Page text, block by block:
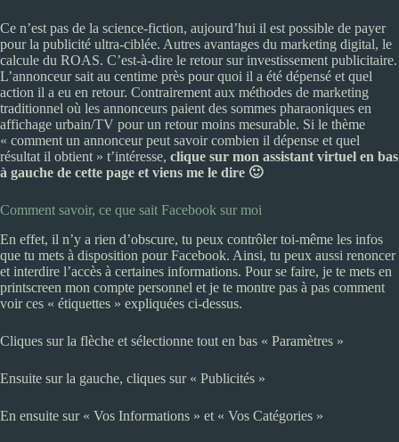
Ce n’est pas de la science-fiction, aujourd’hui il est possible de payer
pour la publicité ultra-ciblée. Autres avantages du marketing digital, le
calcule du ROAS. C’est-à-dire le retour sur investissement publicitaire.
L’annonceur sait au centime près pour quoi il a été dépensé et quel
action il a eu en retour. Contrairement aux méthodes de marketing
traditionnel où les annonceurs paient des sommes pharaoniques en
affichage urbain/TV pour un retour moins mesurable. Si le thème
« comment un annonceur peut savoir combien il dépense et quel
résultat il obtient » t’intéresse, clique sur mon assistant virtuel en bas
à gauche de cette page et viens me le dire 🙂
Comment savoir, ce que sait Facebook sur moi
En effet, il n’y a rien d’obscure, tu peux contrôler toi-même les infos
que tu mets à disposition pour Facebook. Ainsi, tu peux aussi renoncer
et interdire l’accès à certaines informations. Pour se faire, je te mets en
printscreen mon compte personnel et je te montre pas à pas comment
voir ces « étiquettes » expliquées ci-dessus.
Cliques sur la flèche et sélectionne tout en bas « Paramètres »
Ensuite sur la gauche, cliques sur « Publicités »
En ensuite sur « Vos Informations » et « Vos Catégories »